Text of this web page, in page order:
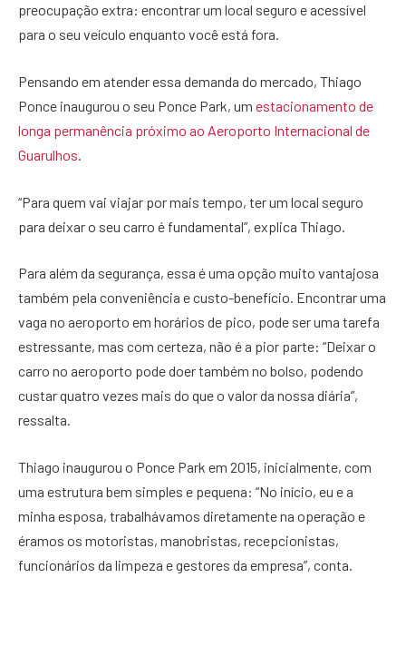
preocupação extra: encontrar um local seguro e acessível
para o seu veículo enquanto você está fora.
Pensando em atender essa demanda do mercado, Thiago
Ponce inaugurou o seu Ponce Park, um estacionamento de
longa permanência próximo ao Aeroporto Internacional de
Guarulhos.
“Para quem vai viajar por mais tempo, ter um local seguro
para deixar o seu carro é fundamental”, explica Thiago.
Para além da segurança, essa é uma opção muito vantajosa
também pela conveniência e custo-benefício. Encontrar uma
vaga no aeroporto em horários de pico, pode ser uma tarefa
estressante, mas com certeza, não é a pior parte: “Deixar o
carro no aeroporto pode doer também no bolso, podendo
custar quatro vezes mais do que o valor da nossa diária”,
ressalta.
Thiago inaugurou o Ponce Park em 2015, inicialmente, com
uma estrutura bem simples e pequena: “No início, eu e a
minha esposa, trabalhávamos diretamente na operação e
éramos os motoristas, manobristas, recepcionistas,
funcionários da limpeza e gestores da empresa”, conta.